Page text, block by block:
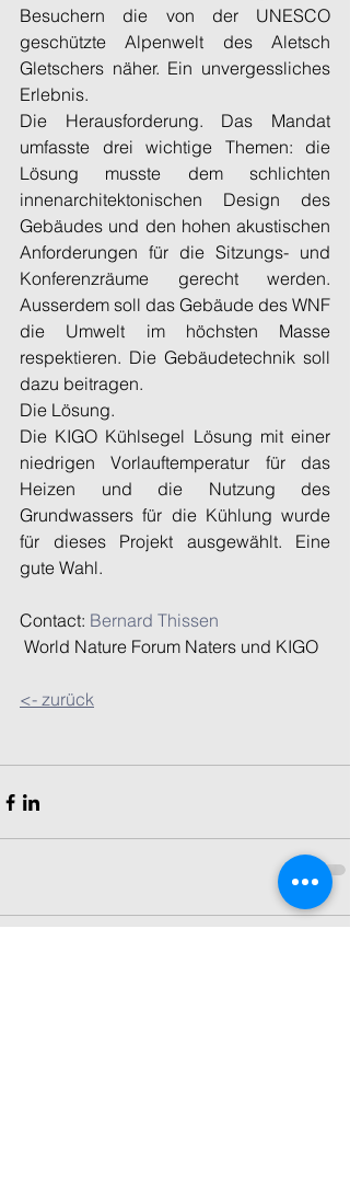
Besuchern die von der UNESCO
geschützte Alpenwelt des Aletsch
Gletschers näher. Ein unvergessliches
Erlebnis.
Die Herausforderung. Das Mandat
umfasste drei wichtige Themen: die
Lösung musste dem schlichten
innenarchitektonischen Design des
Gebäudes und den hohen akustischen
Anforderungen für die Sitzungs- und
Konferenzräume gerecht werden.
Ausserdem soll das Gebäude des WNF
die Umwelt im höchsten Masse
respektieren. Die Gebäudetechnik soll
dazu beitragen.
Die Lösung.
Die KIGO Kühlsegel Lösung mit einer
niedrigen Vorlauftemperatur für das
Heizen und die Nutzung des
Grundwassers für die Kühlung wurde
für dieses Projekt ausgewählt. Eine
gute Wahl.
Contact: Bernard Thissen
World Nature Forum Naters und KIGO
<- zurück